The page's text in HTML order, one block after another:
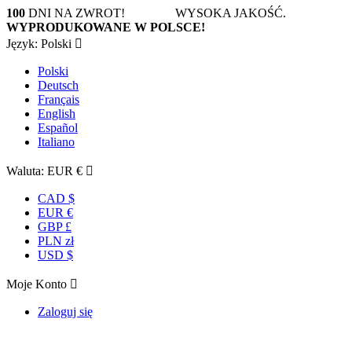
100 DNI NA ZWROT! WYSOKA JAKOŚĆ.
WYPRODUKOWANE W POLSCE!
Język: Polski 
Polski
Deutsch
Français
English
Español
Italiano
Waluta: EUR € 
CAD $
EUR €
GBP £
PLN zł
USD $
Moje Konto 
Zaloguj się